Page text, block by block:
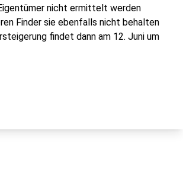
nicht ermittelt werden
Finder sie ebenfalls nicht behalten
findet dann am 12. Juni um